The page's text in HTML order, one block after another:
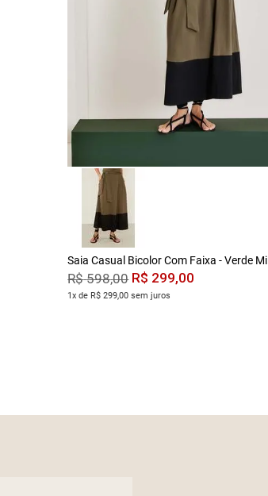
Saia Casual Bicolor Com Faixa - Verde
R$ 598,00 R$ 299,00
1x de R$ 299,00 sem juros